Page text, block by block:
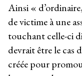
Ainsi «
de victime à une
touchant celle-ci
devrait être le cas
créée pour